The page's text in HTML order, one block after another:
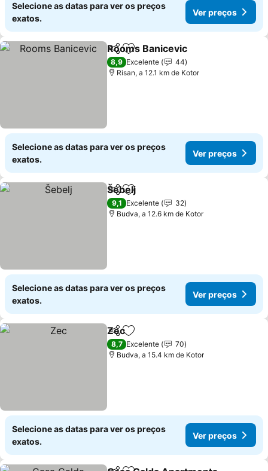
Selecione as datas para ver os preços
exatos.
Ver preços
PartilharAdicionar aos favoritos
Rooms Banicevic
8,9 Excelente
44
Risan, a 12.1 km de Kotor
Selecione as datas para ver os preços
exatos.
Ver preços
PartilharAdicionar aos favoritos
Šebelj
9,1 Excelente
32
Budva, a 12.6 km de Kotor
Selecione as datas para ver os preços
exatos.
Ver preços
PartilharAdicionar aos favoritos
Zec
8,7 Excelente
70
Budva, a 15.4 km de Kotor
Selecione as datas para ver os preços
exatos.
Ver preços